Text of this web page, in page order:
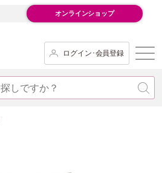
オンラインショップ
ログイン･会員登録